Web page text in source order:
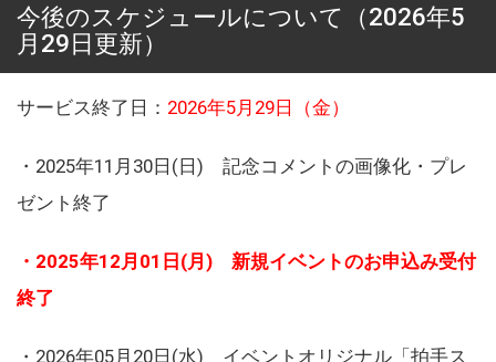
今後のスケジュールについて（2026年5
月29日更新）
サービス終了日： 2026年5月29日（金）
・2025年11月30日(日) 記念コメントの画像化・プレ
ゼント終了
・2025年12月01日(月) 新規イベントのお申込み受付
終了
・2026年05月20日(水) イベントオリジナル「拍手ス